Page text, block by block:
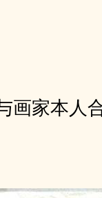
家本人